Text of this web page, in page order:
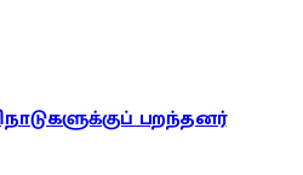
பறந்தனர்